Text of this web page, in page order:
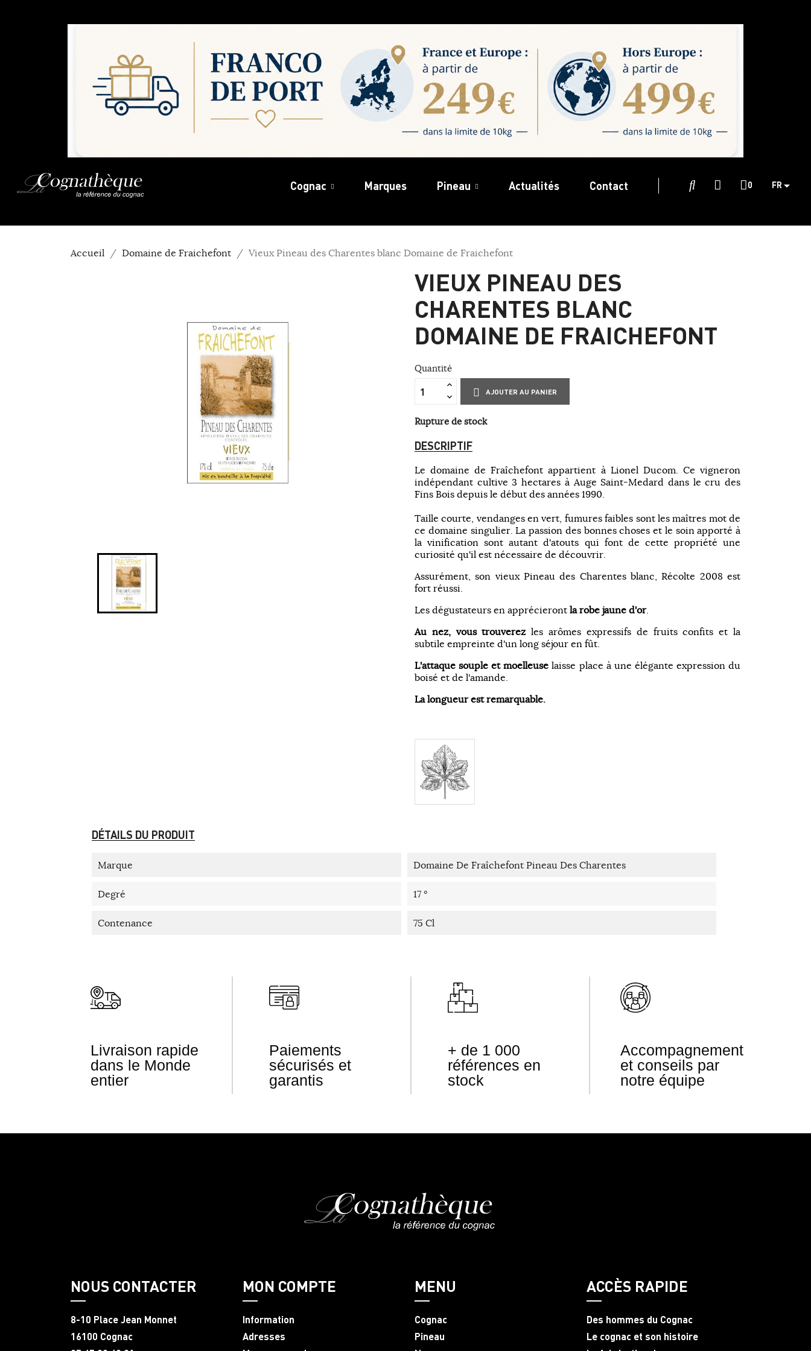
Cognac Marques Pineau Actualités Contact 0 FR
Accueil Domaine de Fraichefont Vieux Pineau des Charentes blanc Domaine de Fraichefont
VIEUX PINEAU DES
CHARENTES BLANC
DOMAINE DE FRAICHEFONT
Quantité
AJOUTER AU PANIER
Rupture de stock
DESCRIPTIF
Le domaine de Fraîchefont appartient à Lionel Ducom. Ce vigneron
indépendant cultive 3 hectares à Auge Saint-Medard dans le cru des
Fins Bois depuis le début des années 1990.
Taille courte, vendanges en vert, fumures faibles sont les maîtres mot de
ce domaine singulier. La passion des bonnes choses et le soin apporté à
la vinification sont autant d'atouts qui font de cette propriété une
curiosité qu'il est nécessaire de découvrir.
Assurément, son vieux Pineau des Charentes blanc, Récolte 2008 est
fort réussi.
Les dégustateurs en apprécieront la robe jaune d'or.
Au nez, vous trouverez les arômes expressifs de fruits confits et la
subtile empreinte d'un long séjour en fût.
L'attaque souple et moelleuse laisse place à une élégante expression du
boisé et de l'amande.
La longueur est remarquable.
DÉTAILS DU PRODUIT
Marque Domaine De Fraîchefont Pineau Des Charentes
Degré 17 °
Contenance 75 Cl
Livraison rapide
dans le Monde
entier
Paiements
sécurisés et
garantis
+ de 1 000
références en
stock
Accompagnement
et conseils par
notre équipe
NOUS CONTACTER
8-10 Place Jean Monnet
16100 Cognac
MON COMPTE
Information
Adresses
MENU
Cognac
Pineau
ACCÈS RAPIDE
Des hommes du Cognac
Le cognac et son histoire